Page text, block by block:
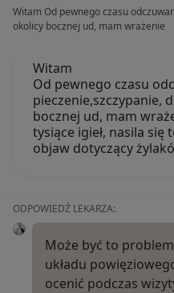
Witam Od pewnego czasu
okolicy bocznej ud, mam wrażenie
Witam
Od pewnego czasu
pieczenie,szczypanie,
bocznej ud, mam
tysiące igieł, nasila się
objaw dotyczący
ODPOWIEDŹ LEKARZA:
Może być to
układu
ocenić podczas